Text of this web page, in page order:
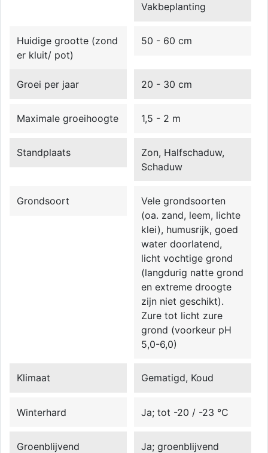
Vakbeplanting
Huidige grootte (zond
er kluit/ pot)
50 - 60 cm
Groei per jaar 20 - 30 cm
Maximale groeihoogte 1,5 - 2 m
Standplaats
Zon, Halfschaduw,
Schaduw
Grondsoort
Vele grondsoorten
(oa. zand, leem, lichte
klei), humusrijk, goed
water doorlatend,
licht vochtige grond
(langdurig natte grond
en extreme droogte
zijn niet geschikt).
Zure tot licht zure
grond (voorkeur pH
5,0-6,0)
Klimaat Gematigd, Koud
Winterhard Ja; tot -20 / -23 °C
Groenblijvend Ja; groenblijvend